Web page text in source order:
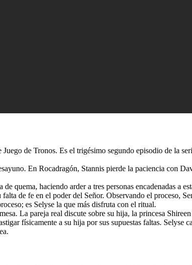
de Tronos. Es el trigésimo segundo episodio de la
En Rocadragón, Stannis pierde la paciencia con
quema, haciendo arder a tres personas encadenadas a
de fe en el poder del Señor. Observando el proceso,
es Selyse la que más disfruta con el ritual.
La pareja real discute sobre su hija, la princesa
físicamente a su hija por sus supuestas faltas.